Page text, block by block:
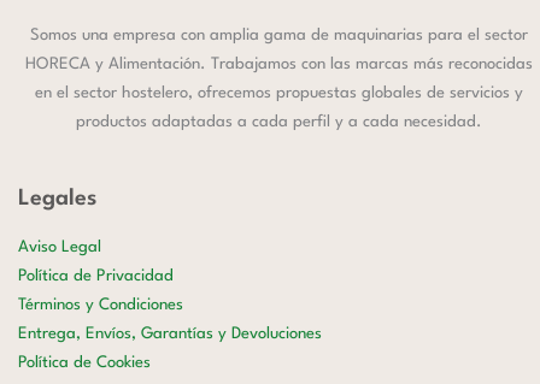
Somos una empresa con amplia gama de maquinarias para el sector
HORECA y Alimentación. Trabajamos con las marcas más reconocidas
en el sector hostelero, ofrecemos propuestas globales de servicios y
productos adaptadas a cada perfil y a cada necesidad.
Legales
Aviso Legal
Política de Privacidad
Términos y Condiciones
Entrega, Envíos, Garantías y Devoluciones
Política de Cookies